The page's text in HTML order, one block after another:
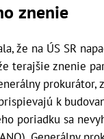
znenie
že na ÚS SR
terajšie znenie
prokurátor,
k
poriadku sa